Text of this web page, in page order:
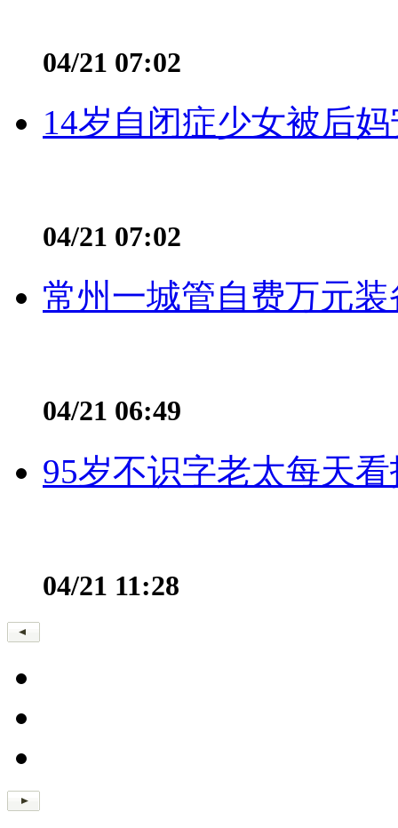
04/21 07:02
14岁自闭症少女被后
04/21 07:02
常州一城管自费万元
04/21 06:49
95岁不识字老太每天
04/21 11:28